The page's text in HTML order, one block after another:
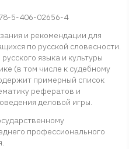
5-406-02656-4
и рекомендации для
по русской словесности.
языка и культуры
(в том числе к судебному
примерный список
рефератов и
деловой игры.
профессионального